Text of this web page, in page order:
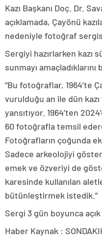
Kazı Başkanı Doç. Dr.
açıklamada, Çayönü
nedeniyle fotoğraf sergisi
Sergiyi hazırlarken kazı
sunmayı
“Bu fotoğraflar, 1964’te
vurulduğu an ile dün kazı
yansıtıyor. 1964’ten
60 fotoğrafla temsil
Fotoğrafların çoğunda
Sadece arkeolojiyi
emek ve özveriyi de
karesinde kullanılan
bütünleştirmek istedik.”
Sergi 3 gün boyunca açık
Haber Kaynak :